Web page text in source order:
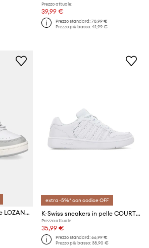
Prezzo attuale:
39,99 €
Prezzo standard:78,99 €
Prezzo più basso:41,99 €
K-Swiss sneakers in pelle LOZAN MATCH TC
extra -5%* con codice OFF
K-Swiss sneakers in pelle COURT PALISADES
Prezzo attuale:
35,99 €
Prezzo standard:66,99 €
Prezzo più basso:38,90 €